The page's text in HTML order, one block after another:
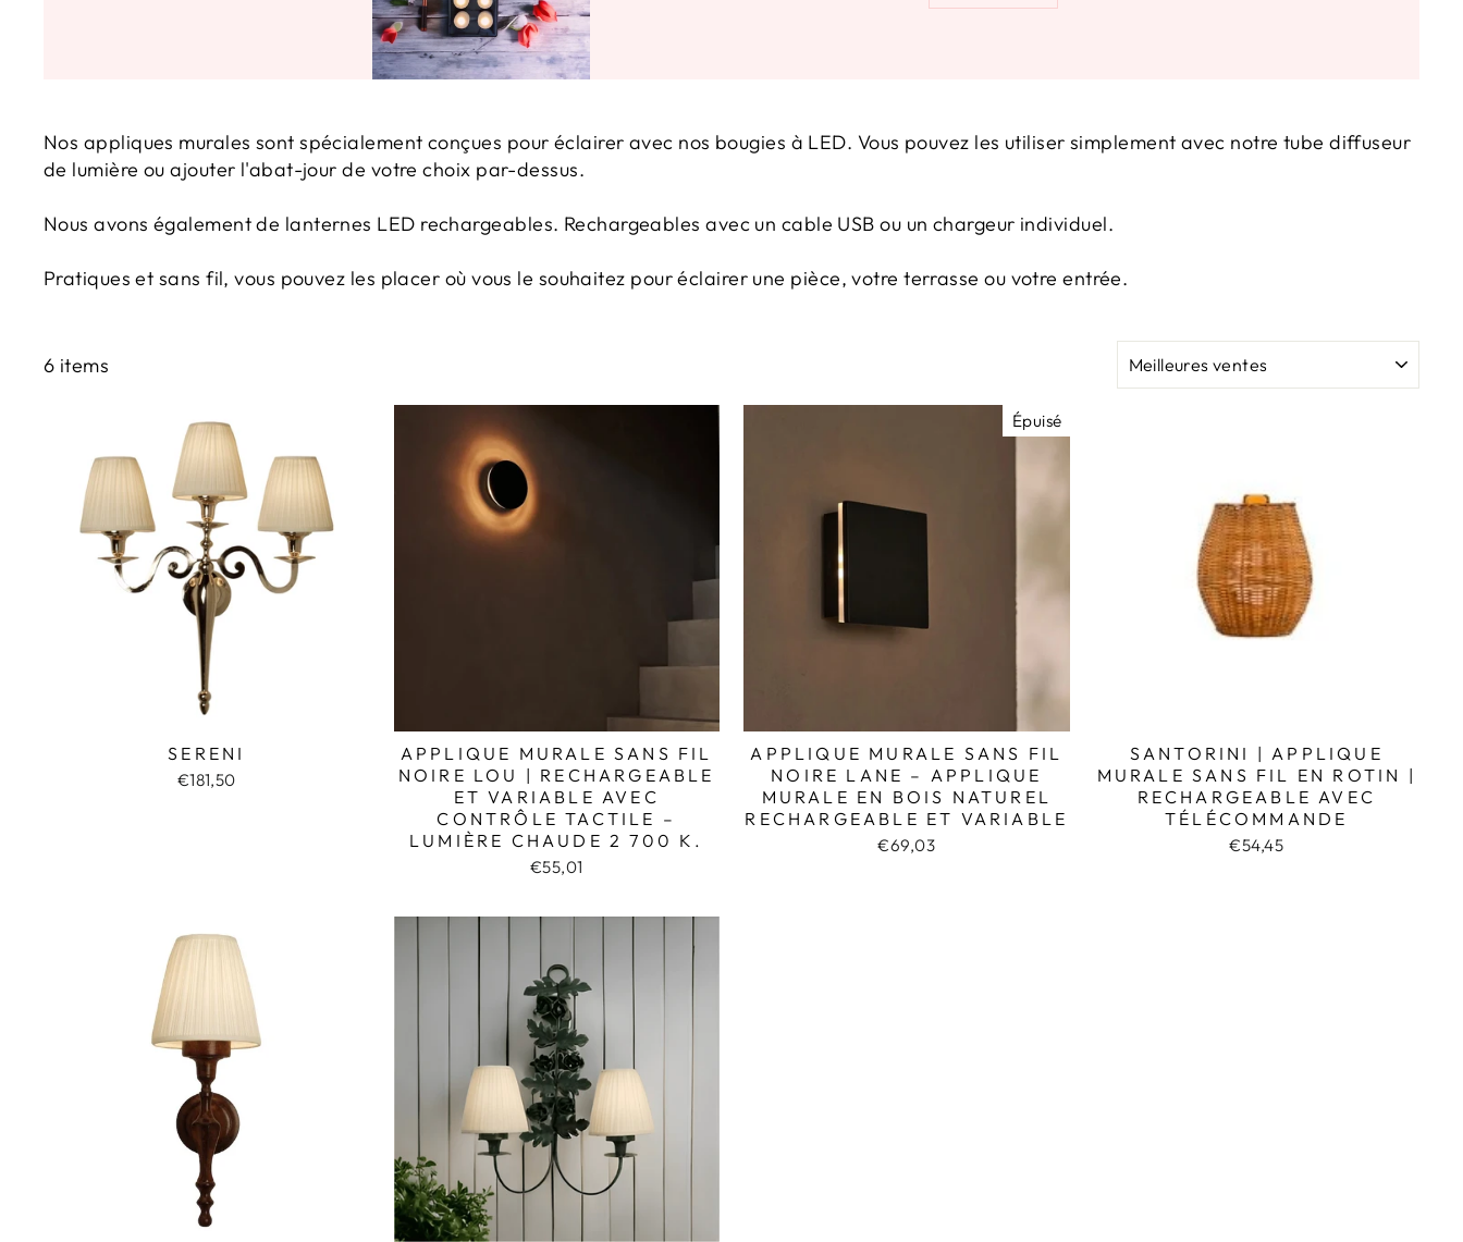
Nos appliques murales sont spécialement conçues pour éclairer avec nos bougies à LED. Vous pouvez les utiliser simplement avec notre tube diffuseur
de lumière ou ajouter l'abat-jour de votre choix par-dessus.
Nous avons également de lanternes LED rechargeables. Rechargeables avec un cable USB ou un chargeur individuel.
Pratiques et sans fil, vous pouvez les placer où vous le souhaitez pour éclairer une pièce, votre terrasse ou votre entrée.
6 items
SERENI
€181,50
APPLIQUE MURALE SANS FIL
NOIRE LOU | RECHARGEABLE
ET VARIABLE AVEC
CONTRÔLE TACTILE –
LUMIÈRE CHAUDE 2 700 K.
€55,01
Épuisé
APPLIQUE MURALE SANS FIL
NOIRE LANE – APPLIQUE
MURALE EN BOIS NATUREL
RECHARGEABLE ET VARIABLE
€69,03
SANTORINI | APPLIQUE
MURALE SANS FIL EN ROTIN |
RECHARGEABLE AVEC
TÉLÉCOMMANDE
€54,45